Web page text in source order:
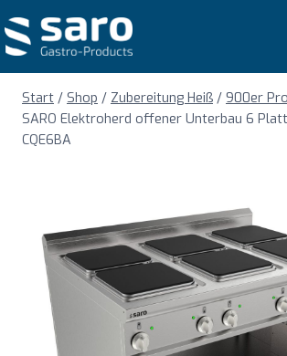
Inhalt
springen
Start / Shop / Zubereitung Heiß / 900er
SARO Elektroherd offener Unterbau 6
CQE6BA